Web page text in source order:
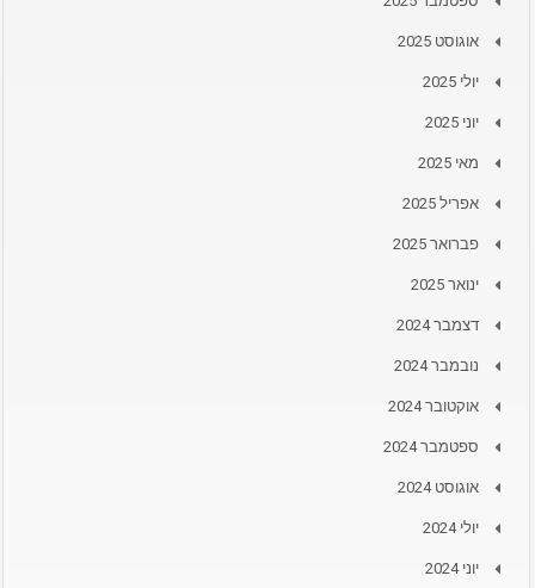
אוגוסט 2025
יולי 2025
יוני 2025
מאי 2025
אפריל 2025
פברואר 2025
ינואר 2025
דצמבר 2024
נובמבר 2024
אוקטובר 2024
ספטמבר 2024
אוגוסט 2024
יולי 2024
יוני 2024